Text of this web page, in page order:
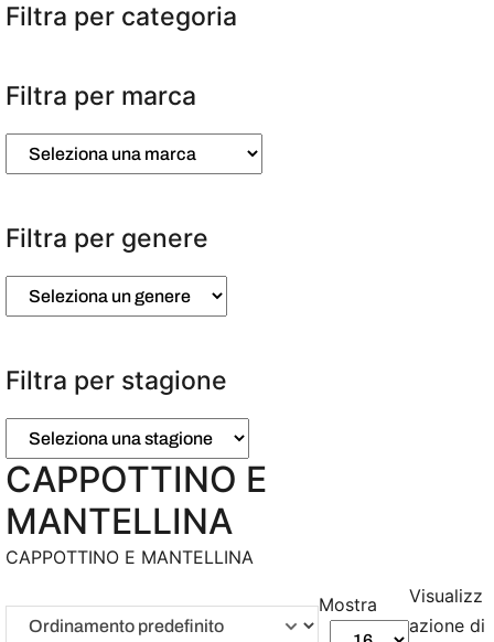
Filtra per categoria
Filtra per marca
Filtra per genere
Filtra per stagione
CAPPOTTINO E
MANTELLINA
CAPPOTTINO E MANTELLINA
Mostra
Visualizz
azione di